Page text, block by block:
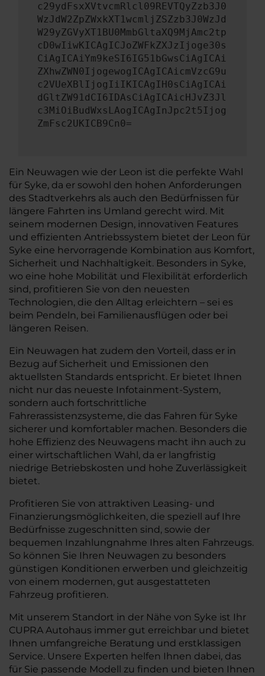
c29ydFsxXVtvcmRlcl09REVTQyZzb3J0
WzJdW2ZpZWxkXT1wcmljZSZzb3J0WzJd
W29yZGVyXT1BU0MmbGltaXQ9MjAmc2tp
cD0wIiwKICAgICJoZWFkZXJzIjoge30s
CiAgICAiYm9keSI6IG51bGwsCiAgICAi
ZXhwZWN0IjogewogICAgICAicmVzcG9u
c2VUeXBlIjogIiIKICAgIH0sCiAgICAi
dGltZW91dCI6IDAsCiAgICAicHJvZ3Jl
c3MiOiBudWxsLAogICAgInJpc2t5Ijog
ZmFsc2UKICB9Cn0=
Ein Neuwagen wie der Leon ist die perfekte Wahl
für Syke, da er sowohl den hohen Anforderungen
des Stadtverkehrs als auch den Bedürfnissen für
längere Fahrten ins Umland gerecht wird. Mit
seinem modernen Design, innovativen Features
und effizienten Antriebssystem bietet der Leon für
Syke eine hervorragende Kombination aus Komfort,
Sicherheit und Nachhaltigkeit. Besonders in Syke,
wo eine hohe Mobilität und Flexibilität erforderlich
sind, profitieren Sie von den neuesten
Technologien, die den Alltag erleichtern – sei es
beim Pendeln, bei Familienausflügen oder bei
längeren Reisen.
Ein Neuwagen hat zudem den Vorteil, dass er in
Bezug auf Sicherheit und Emissionen den
aktuellsten Standards entspricht. Er bietet Ihnen
nicht nur das neueste Infotainment-System,
sondern auch fortschrittliche
Fahrerassistenzsysteme, die das Fahren für Syke
sicherer und komfortabler machen. Besonders die
hohe Effizienz des Neuwagens macht ihn auch zu
einer wirtschaftlichen Wahl, da er langfristig
niedrige Betriebskosten und hohe Zuverlässigkeit
bietet.
Profitieren Sie von attraktiven Leasing- und
Finanzierungsmöglichkeiten, die speziell auf Ihre
Bedürfnisse zugeschnitten sind, sowie der
bequemen Inzahlungnahme Ihres alten Fahrzeugs.
So können Sie Ihren Neuwagen zu besonders
günstigen Konditionen erwerben und gleichzeitig
von einem modernen, gut ausgestatteten
Fahrzeug profitieren.
Mit unserem Standort in der Nähe von Syke ist Ihr
CUPRA Autohaus immer gut erreichbar und bietet
Ihnen umfangreiche Beratung und erstklassigen
Service. Unsere Experten helfen Ihnen dabei, das
für Sie passende Modell zu finden und bieten Ihnen